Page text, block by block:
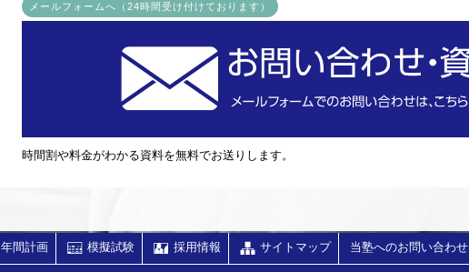
メールフォームへ（24時間受け付けております）
時間割や料金がわかる資料を無料でお送りします。
年間計画 模擬試験 採用情報 サイトマップ 当塾へのお問い合わせ